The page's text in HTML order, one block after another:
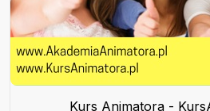
Kurs Animatora -